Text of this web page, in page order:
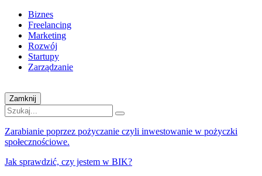
Biznes
Freelancing
Marketing
Rozwój
Startupy
Zarządzanie
Zamknij
Zarabianie poprzez pożyczanie czyli inwestowanie w pożyczki
społecznościowe.
Jak sprawdzić, czy jestem w BIK?